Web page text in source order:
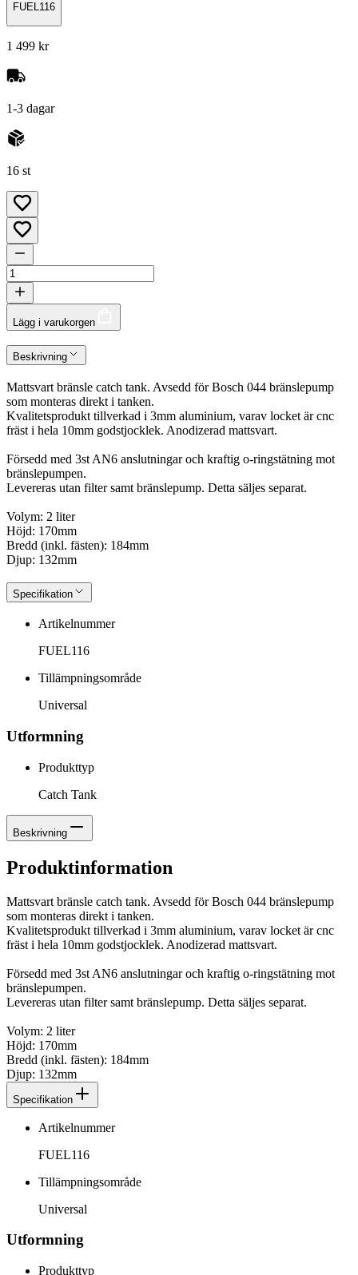
FUEL116
1 499 kr
1-3 dagar
16 st
Lägg i varukorgen
Beskrivning
Mattsvart bränsle catch tank. Avsedd för Bosch 044 bränslepump
som monteras direkt i tanken.
Kvalitetsprodukt tillverkad i 3mm aluminium, varav locket är cnc
fräst i hela 10mm godstjocklek. Anodizerad mattsvart.
Försedd med 3st AN6 anslutningar och kraftig o-ringstätning mot
bränslepumpen.
Levereras utan filter samt bränslepump. Detta säljes separat.
Volym: 2 liter
Höjd: 170mm
Bredd (inkl. fästen): 184mm
Djup: 132mm
Specifikation
Artikelnummer
FUEL116
Tillämpningsområde
Universal
Utformning
Produkttyp
Catch Tank
Beskrivning
Produktinformation
Mattsvart bränsle catch tank. Avsedd för Bosch 044 bränslepump
som monteras direkt i tanken.
Kvalitetsprodukt tillverkad i 3mm aluminium, varav locket är cnc
fräst i hela 10mm godstjocklek. Anodizerad mattsvart.
Försedd med 3st AN6 anslutningar och kraftig o-ringstätning mot
bränslepumpen.
Levereras utan filter samt bränslepump. Detta säljes separat.
Volym: 2 liter
Höjd: 170mm
Bredd (inkl. fästen): 184mm
Djup: 132mm
Specifikation
Artikelnummer
FUEL116
Tillämpningsområde
Universal
Utformning
Produkttyp